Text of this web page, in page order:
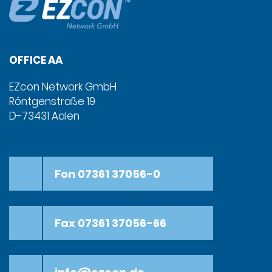
OFFICE AA
EZcon Network GmbH
Röntgenstraße 19
D-73431 Aalen
Fon 07361 37056-0
Fax 07361 37056-66